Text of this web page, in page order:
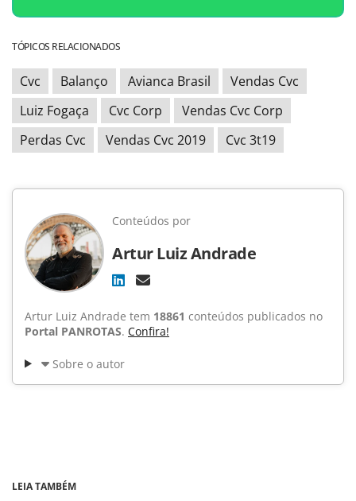
TÓPICOS RELACIONADOS
Cvc Balanço Avianca Brasil
Vendas Cvc
Luiz Fogaça
Cvc Corp
Vendas Cvc Corp
Perdas Cvc
Vendas Cvc 2019 Cvc 3t19
Conteúdos por
Artur Luiz Andrade
Artur Luiz Andrade tem 18861 conteúdos publicados no
Portal PANROTAS. Confira!
Sobre o autor
LEIA TAMBÉM